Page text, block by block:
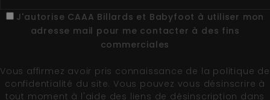
J'autorise CAAA Billards et Babyfoot à utiliser mon
adresse mail pour me contacter à des fins
commerciales
Vous affirmez avoir pris connaissance de la politique de
confidentialité du site. Vous pouvez vous désinscrire à
tout moment à l'aide des liens de désinscription dans